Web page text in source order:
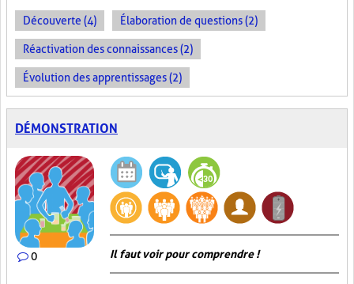
Découverte (4) Élaboration de questions (2)
Réactivation des connaissances (2)
Évolution des apprentissages (2)
DÉMONSTRATION
0 Il faut voir pour comprendre !